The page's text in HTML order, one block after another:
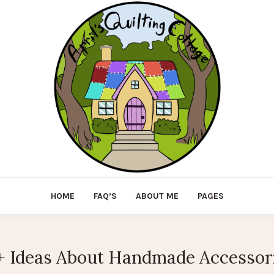
HOME FAQ’S ABOUT ME PAGES
Ideas About Handmade